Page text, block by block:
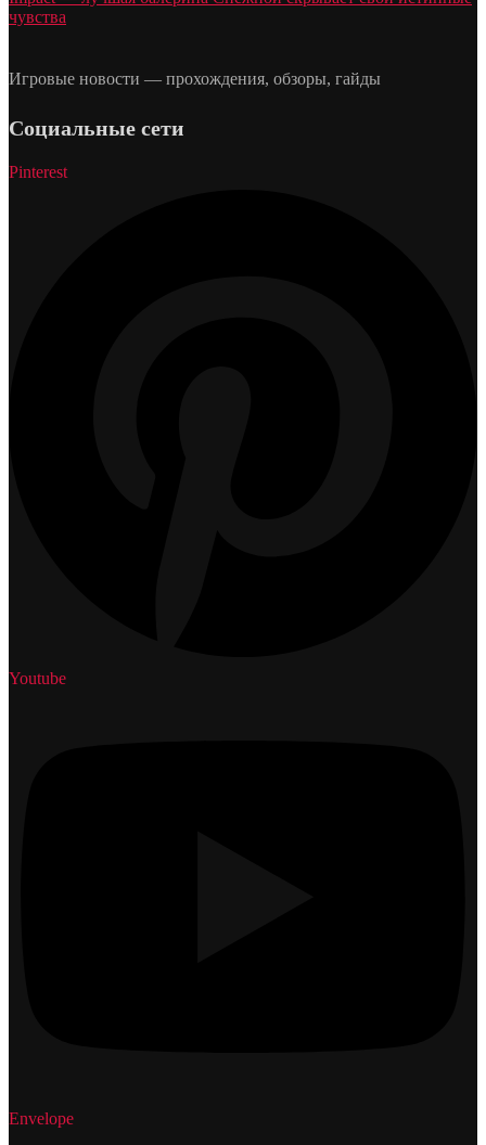
чувства
Игровые новости — прохождения, обзоры, гайды
Социальные сети
Pinterest
Youtube
Envelope